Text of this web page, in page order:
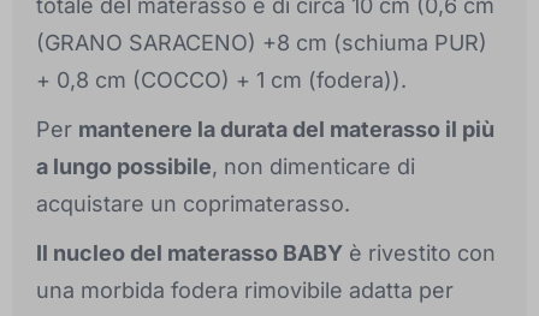
totale del materasso è di circa 10 cm (0,6 cm
(GRANO SARACENO) +8 cm (schiuma PUR)
+ 0,8 cm (COCCO) + 1 cm (fodera)).
Per mantenere la durata del materasso il più
a lungo possibile, non dimenticare di
acquistare un coprimaterasso.
Il nucleo del materasso BABY è rivestito con
una morbida fodera rimovibile adatta per